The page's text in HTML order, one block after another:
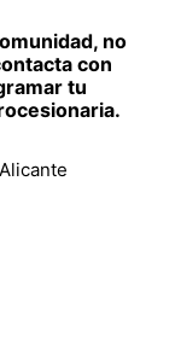
no
con
tu